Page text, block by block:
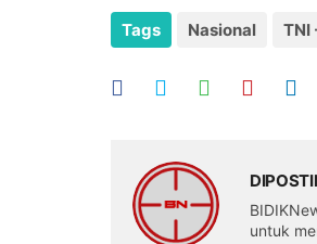
Tags Nasional TNI
untuk